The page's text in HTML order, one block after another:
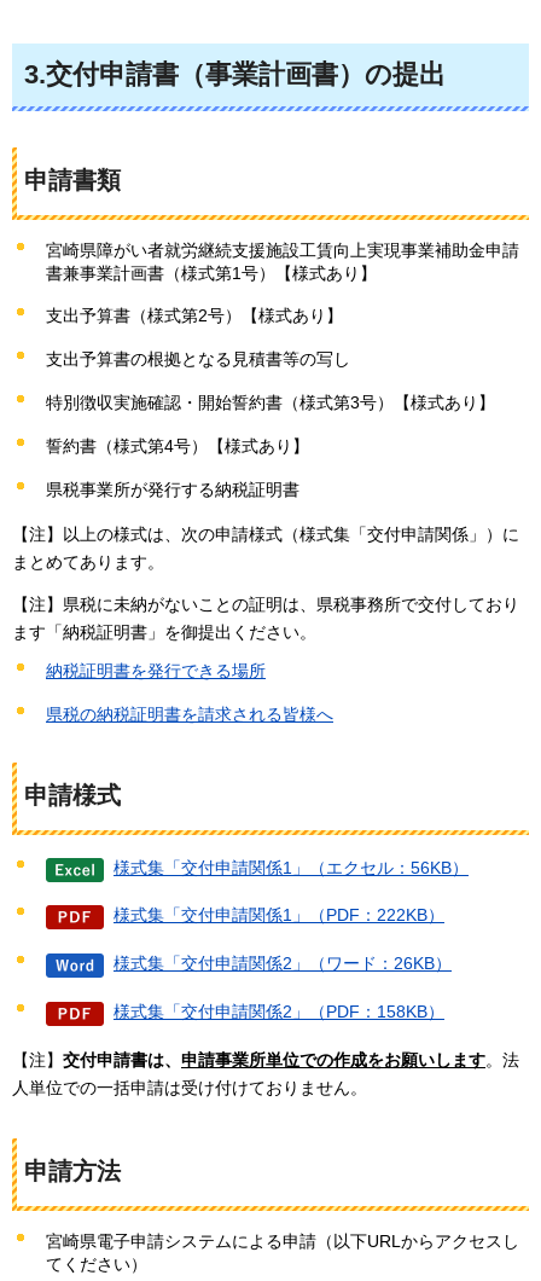
3.交付申請書（事業計画書）の提出
申請書類
宮崎県障がい者就労継続支援施設工賃向上実現事業補助金申請
書兼事業計画書（様式第1号）【様式あり】
支出予算書（様式第2号）【様式あり】
支出予算書の根拠となる見積書等の写し
特別徴収実施確認・開始誓約書（様式第3号）【様式あり】
誓約書（様式第4号）【様式あり】
県税事業所が発行する納税証明書
【注】以上の様式は、次の申請様式（様式集「交付申請関係」）に
まとめてあります。
【注】県税に未納がないことの証明は、県税事務所で交付しており
ます「納税証明書」を御提出ください。
納税証明書を発行できる場所
県税の納税証明書を請求される皆様へ
申請様式
様式集「交付申請関係1」（エクセル：56KB）
様式集「交付申請関係1」（PDF：222KB）
様式集「交付申請関係2」（ワード：26KB）
様式集「交付申請関係2」（PDF：158KB）
【注】 交付申請書は、 申請事業所単位での作成をお願いします。法
人単位での一括申請は受け付けておりません。
申請方法
宮崎県電子申請システムによる申請（以下URLからアクセスし
てください）